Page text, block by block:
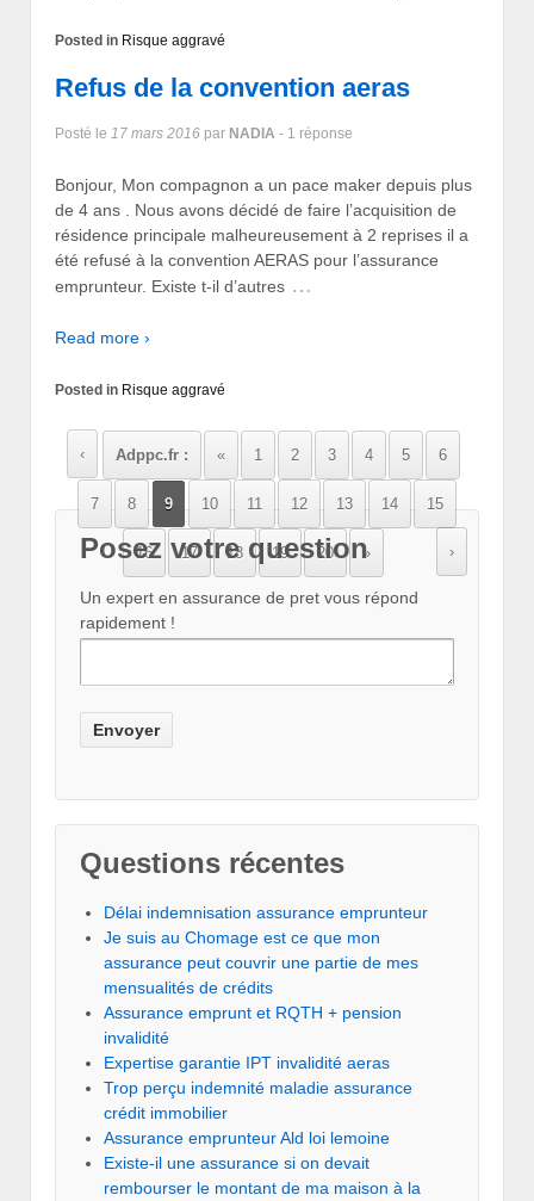
Posted in Risque aggravé
Refus de la convention aeras
Posté le 17 mars 2016 par NADIA - 1 réponse
Bonjour, Mon compagnon a un pace maker depuis plus
de 4 ans . Nous avons décidé de faire l’acquisition de
résidence principale malheureusement à 2 reprises il a
été refusé à la convention AERAS pour l’assurance
emprunteur. Existe t-il d’autres …
Read more ›
Posted in Risque aggravé
Adppc.fr : «
‹ 1 2 3 4 5 6
7 8 9 10 11 12 13 14 15
16 17 18 19 20 ›
»
Posez votre question
Un expert en assurance de pret vous répond
rapidement !
Questions récentes
Délai indemnisation assurance emprunteur
Je suis au Chomage est ce que mon
assurance peut couvrir une partie de mes
mensualités de crédits
Assurance emprunt et RQTH + pension
invalidité
Expertise garantie IPT invalidité aeras
Trop perçu indemnité maladie assurance
crédit immobilier
Assurance emprunteur Ald loi lemoine
Existe-il une assurance si on devait
rembourser le montant de ma maison à la